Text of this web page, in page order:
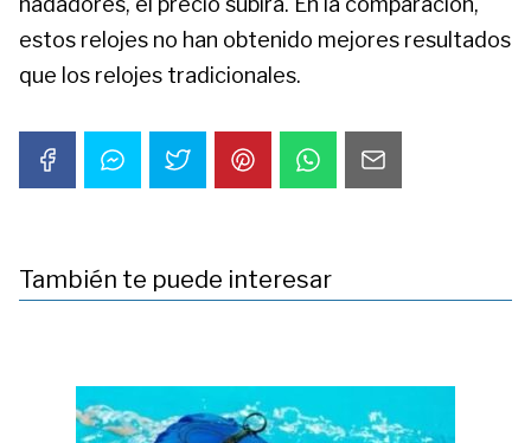
estos relojes no han obtenido mejores resultados
que los relojes tradicionales.
También te puede interesar